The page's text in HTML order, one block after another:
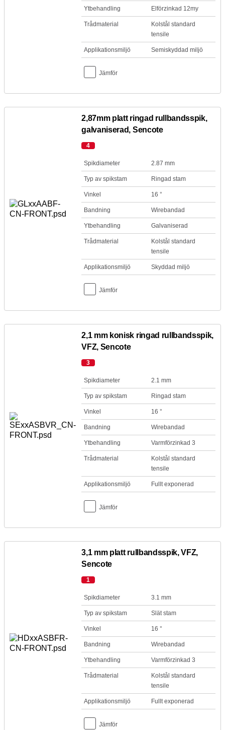
Ytbehandling Elförzinkad 12my
Trådmaterial
Kolstål standard
tensile
Applikationsmiljö Semiskyddad miljö
Jämför
2,87mm platt ringad rullbandsspik,
galvaniserad, Sencote
4
Spikdiameter 2.87 mm
Typ av spikstam Ringad stam
Vinkel 16 °
Bandning Wirebandad
Ytbehandling Galvaniserad
Trådmaterial
Kolstål standard
tensile
Applikationsmiljö Skyddad miljö
Jämför
2,1 mm konisk ringad rullbandsspik,
VFZ, Sencote
3
Spikdiameter 2.1 mm
Typ av spikstam Ringad stam
Vinkel 16 °
Bandning Wirebandad
Ytbehandling Varmförzinkad 3
Trådmaterial
Kolstål standard
tensile
Applikationsmiljö Fullt exponerad
Jämför
3,1 mm platt rullbandsspik, VFZ,
Sencote
1
Spikdiameter 3.1 mm
Typ av spikstam Slät stam
Vinkel 16 °
Bandning Wirebandad
Ytbehandling Varmförzinkad 3
Trådmaterial
Kolstål standard
tensile
Applikationsmiljö Fullt exponerad
Jämför